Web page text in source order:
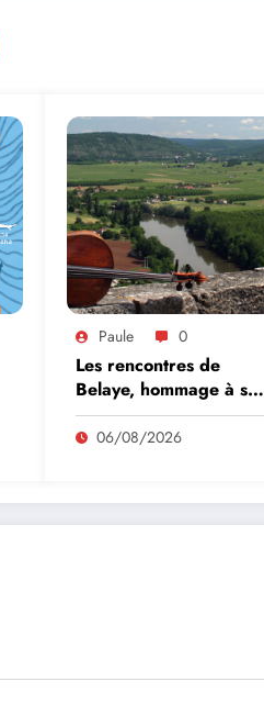
Paule 0
Les rencontres de
Belaye, hommage à son
fondateur, Roland
Pidoux, violoncelliste, le
06/08/2026